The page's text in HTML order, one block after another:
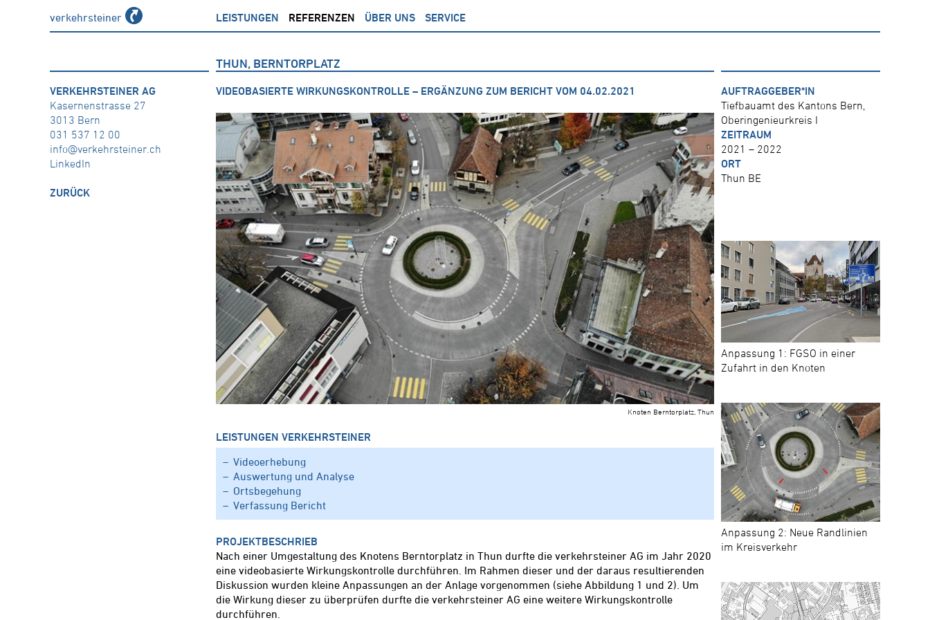
verkehrsteiner LEISTUNGEN REFERENZEN ÜBER UNS SERVICE
THUN, BERNTORPLATZ
VERKEHRSTEINER AG
Kasernenstrasse 27
3013 Bern
031 537 12 00
info@verkehrsteiner.ch
LinkedIn
ZURÜCK
VIDEOBASIERTE WIRKUNGSKONTROLLE – ERGÄNZUNG ZUM BERICHT VOM 04.02.2021
Knoten Berntorplatz, Thun
LEISTUNGEN VERKEHRSTEINER
Videoerhebung
Auswertung und Analyse
Ortsbegehung
Verfassung Bericht
PROJEKTBESCHRIEB
Nach einer Umgestaltung des Knotens Berntorplatz in Thun durfte die verkehrsteiner AG im Jahr 2020
eine videobasierte Wirkungskontrolle durchführen. Im Rahmen dieser und der daraus resultierenden
Diskussion wurden kleine Anpassungen an der Anlage vorgenommen (siehe Abbildung 1 und 2). Um
die Wirkung dieser zu überprüfen durfte die verkehrsteiner AG eine weitere Wirkungskontrolle
durchführen.
AUFTRAGGEBER*IN
Tiefbauamt des Kantons Bern,
Oberingenieurkreis I
ZEITRAUM
2021 – 2022
ORT
Thun BE
Anpassung 1: FGSO in einer
Zufahrt in den Knoten
Anpassung 2: Neue Randlinien
im Kreisverkehr